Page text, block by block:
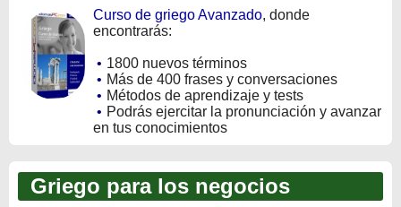
Curso de griego Avanzado, donde
encontrarás:
• 1800 nuevos términos
• Más de 400 frases y conversaciones
• Métodos de aprendizaje y tests
• Podrás ejercitar la pronunciación y avanzar
en tus conocimientos
Griego para los negocios